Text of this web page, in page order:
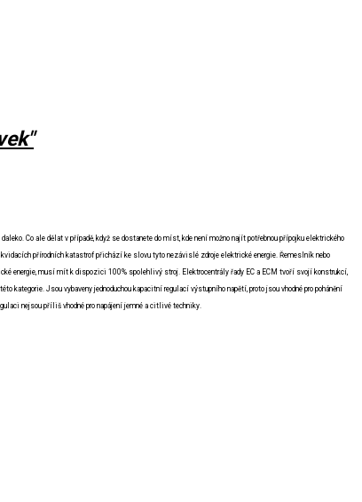
Co ale dělat v případě, když se dostanete do míst, kde není možno najít potřebnou přípojku elektrického
přírodních katastrof přichází ke slovu tyto nezávislé zdroje elektrické energie. Řemeslník nebo
energie, musí mít k dispozici 100% spolehlivý stroj. Elektrocentrály řady EC a ECM tvoří svojí konstrukcí,
kategorie. Jsou vybaveny jednoduchou kapacitní regulací výstupního napětí, proto jsou vhodné pro pohánění
nejsou příliš vhodné pro napájení jemné a citlivé techniky.